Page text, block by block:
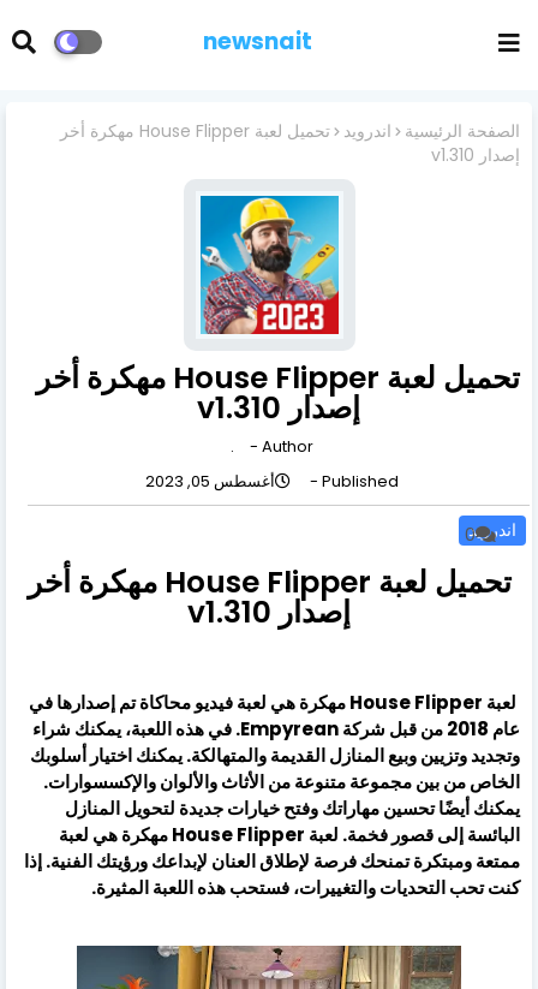
newsnait
الصفحة الرئيسية اندرويد
تحميل لعبة House Flipper مهكرة أخر
إصدار v1.310
تحميل لعبة House Flipper مهكرة أخر
إصدار v1.310
Author -
.
Published -
أغسطس 05, 2023
اندرويد0
تحميل لعبة House Flipper مهكرة أخر
إصدار v1.310
لعبة House Flipper مهكرة هي لعبة فيديو محاكاة تم إصدارها في
عام 2018 من قبل شركة Empyrean. في هذه اللعبة، يمكنك شراء
وتجديد وتزيين وبيع المنازل القديمة والمتهالكة. يمكنك اختيار أسلوبك
الخاص من بين مجموعة متنوعة من الأثاث والألوان والإكسسوارات.
يمكنك أيضًا تحسين مهاراتك وفتح خيارات جديدة لتحويل المنازل
البائسة إلى قصور فخمة. لعبة House Flipper مهكرة هي لعبة
ممتعة ومبتكرة تمنحك فرصة لإطلاق العنان لإبداعك ورؤيتك الفنية. إذا
كنت تحب التحديات والتغييرات، فستحب هذه اللعبة المثيرة.